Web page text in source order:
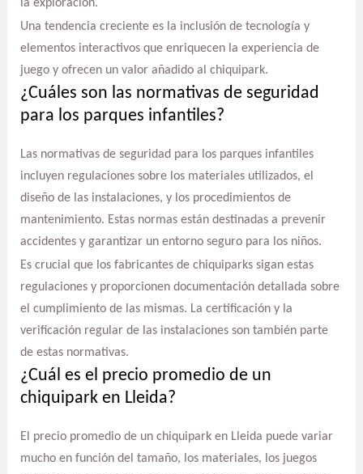
la exploración.
Una tendencia creciente es la inclusión de tecnología y
elementos interactivos que enriquecen la experiencia de
juego y ofrecen un valor añadido al chiquipark.
¿Cuáles son las normativas de seguridad
para los parques infantiles?
Las normativas de seguridad para los parques infantiles
incluyen regulaciones sobre los materiales utilizados, el
diseño de las instalaciones, y los procedimientos de
mantenimiento. Estas normas están destinadas a prevenir
accidentes y garantizar un entorno seguro para los niños.
Es crucial que los fabricantes de chiquiparks sigan estas
regulaciones y proporcionen documentación detallada sobre
el cumplimiento de las mismas. La certificación y la
verificación regular de las instalaciones son también parte
de estas normativas.
¿Cuál es el precio promedio de un
chiquipark en Lleida?
El precio promedio de un chiquipark en Lleida puede variar
mucho en función del tamaño, los materiales, los juegos